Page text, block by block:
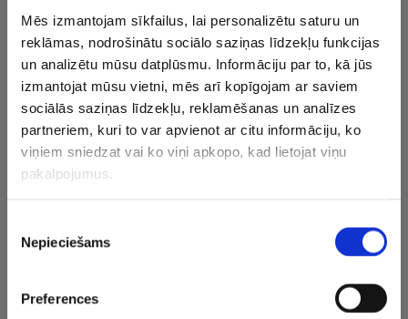
Mēs izmantojam sīkfailus, lai personalizētu saturu un
reklāmas, nodrošinātu sociālo saziņas līdzekļu funkcijas
un analizētu mūsu datplūsmu. Informāciju par to, kā jūs
izmantojat mūsu vietni, mēs arī kopīgojam ar saviem
sociālās saziņas līdzekļu, reklamēšanas un analīzes
partneriem, kuri to var apvienot ar citu informāciju, ko
viņiem sniedzat vai ko viņi apkopo, kad lietojat viņu
pakalpojumus.
izvēle
Nepieciešams
Preferences
Aparjode: Vēl neesmu labākajā
fiziskajā formā, jo zinu, ka līdz PČ vēl
ir diezgan ilgs laiks
18.02.2024 13:41
Aparjode un Vītola PK posmā
Oberhofā iekļūst TOP 10
Aparjode un Vītola iemēģinājušas
spēkus sieviešu divnieku ekipāžā